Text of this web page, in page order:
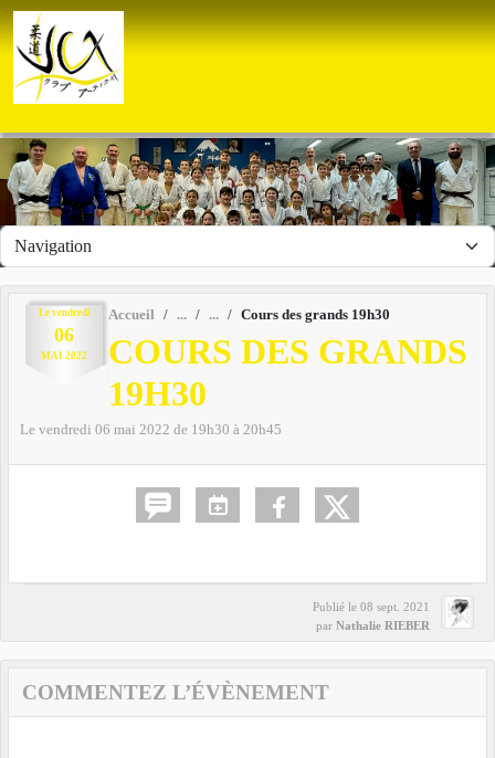
Le vendredi
06
MAI 2022
Accueil Cours des grands 19h30
COURS DES GRANDS
19H30
Le vendredi 06 mai 2022 de 19h30 à 20h45
Publié le 08 sept. 2021
par Nathalie RIEBER
COMMENTEZ L’ÉVÈNEMENT
Panneau de gestion des cookies